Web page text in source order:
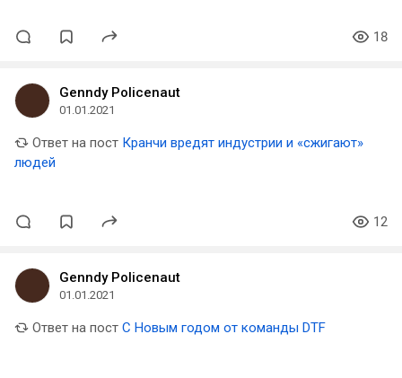
18
Genndy Policenaut
01.01.2021
Ответ на пост Кранчи вредят индустрии и «сжигают»
людей
12
Genndy Policenaut
01.01.2021
Ответ на пост С Новым годом от команды DTF